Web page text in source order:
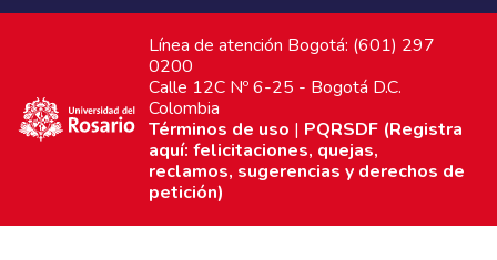
Línea de atención Bogotá: (601) 297
0200
Calle 12C Nº 6-25 - Bogotá D.C.
Colombia
Términos de uso | PQRSDF (Registra
aquí: felicitaciones, quejas,
reclamos, sugerencias y derechos de
petición)